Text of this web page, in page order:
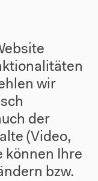
wir
der
(Video,
können Ihre
bzw.